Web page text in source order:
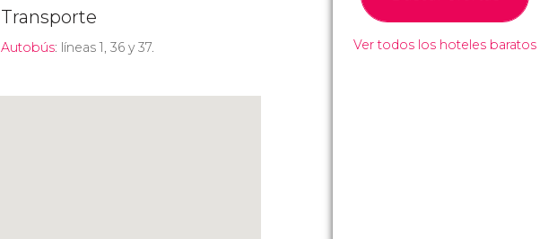
Transporte
Autobús: líneas 1, 36 y 37. Ver todos los hoteles baratos